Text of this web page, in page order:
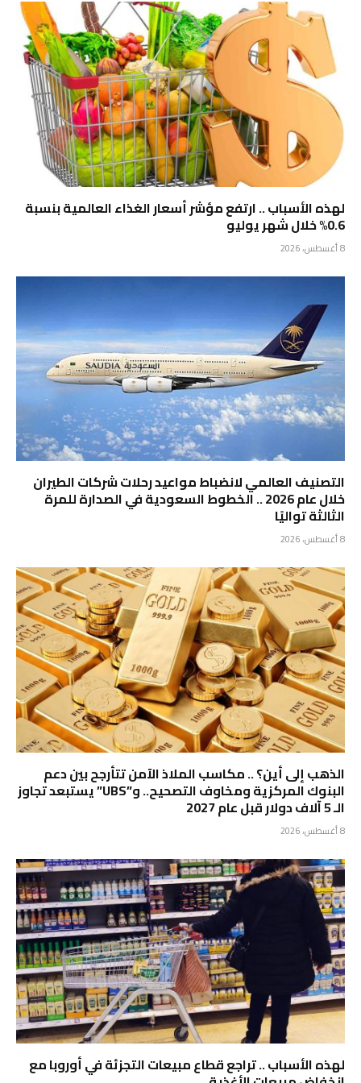
لهذه الأسباب .. ارتفع مؤشر أسعار الغذاء العالمية بنسبة
0.6% خلال شهر يوليو
8 أغسطس، 2026
التصنيف العالمي لانضباط مواعيد رحلات شركات الطيران
خلال عام 2026 .. الخطوط السعودية في الصدارة للمرة
الثالثة تواليًا
8 أغسطس، 2026
الذهب إلى أين؟ .. مكاسب الملاذ الآمن تتأرجح بين دعم
البنوك المركزية ومخاوف التصحيح.. و”UBS” يستبعد تجاوز
الـ 5 آلاف دولار قبل عام 2027
8 أغسطس، 2026
لهذه الأسباب .. تراجع قطاع مبيعات التجزئة في أوروبا مع